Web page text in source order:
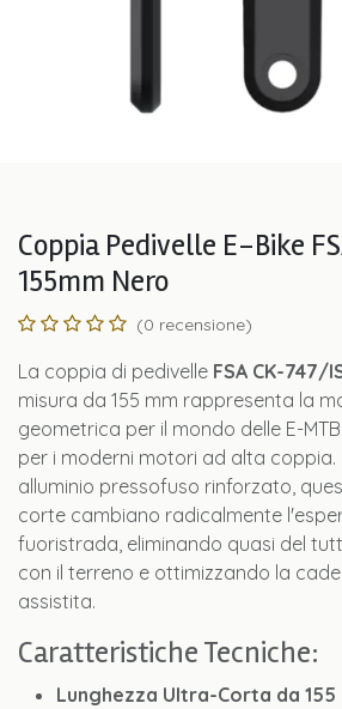
Coppia Pedivelle E-Bike
155mm Nero
(0 recensione)
La coppia di pedivelle FSA CK-747/
misura da 155 mm rappresenta la
geometrica per il mondo delle E-
per i moderni motori ad alta
alluminio pressofuso rinforzato,
corte cambiano radicalmente
fuoristrada, eliminando quasi del
con il terreno e ottimizzando la
assistita.
Caratteristiche Tecniche:
Lunghezza Ultra-Corta da 155